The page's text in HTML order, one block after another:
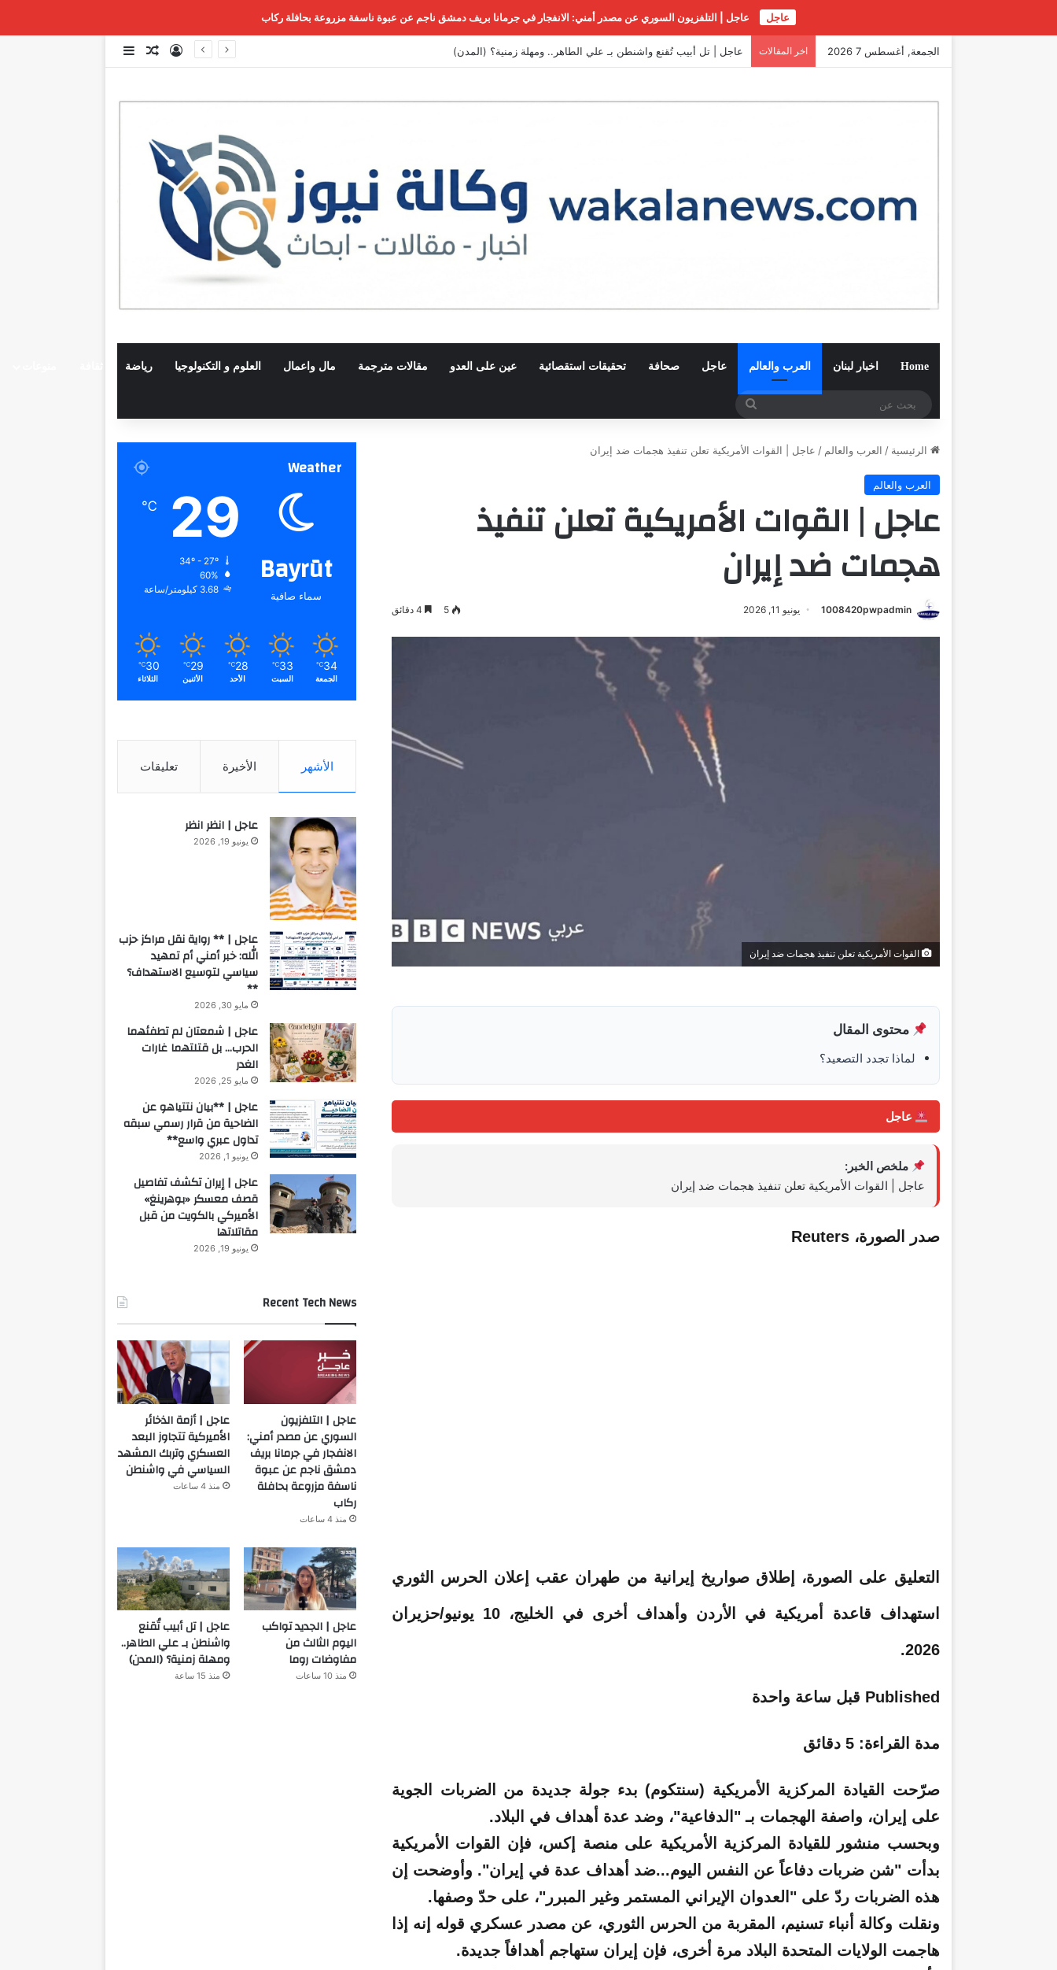
عاجل عاجل | التلفزيون السوري عن مصدر أمني: الانفجار في جرمانا بريف دمشق ناجم عن عبوة ناسفة مزروعة بحافلة ركاب
الجمعة, أغسطس 7 2026 اخر المقالات عاجل | تل أبيب تُقنع واشنطن بـ علي الطاهر.. ومهلة زمنية؟ (المدن) تسجيل الدخول
مقال عشوائي
إضافة عمود جانبي
Home اخبار لبنان العرب والعالم عاجل صحافة تحقيقات استقصائية عين على العدو مقالات مترجمة مال واعمال العلوم و التكنولوجيا رياضة
الرئيسية / العرب والعالم / عاجل | القوات الأمريكية تعلن تنفيذ هجمات ضد إيران
العرب والعالم
عاجل | القوات الأمريكية تعلن تنفيذ
هجمات ضد إيران
1008420pwpadmin يونيو 11, 2026 5
القوات الأمريكية تعلن تنفيذ هجمات ضد إيران
محتوى المقال
لماذا تجدد التصعيد؟
عاجل
ملخص الخبر:
عاجل | القوات الأمريكية تعلن تنفيذ هجمات ضد إيران
صدر الصورة،Reuters
التعليق على الصورة، إطلاق صواريخ إيرانية من طهران عقب إعلان الحرس الثوري
استهداف قاعدة أمريكية في الأردن وأهداف أخرى في الخليج، 10 يونيو/حزيران
2026.
Published قبل ساعة واحدة
مدة القراءة: 5 دقائق
صرّحت القيادة المركزية الأمريكية (سنتكوم) بدء جولة جديدة من الضربات الجوية
على إيران، واصفة الهجمات بـ "الدفاعية"، وضد عدة أهداف في البلاد.
وبحسب منشور للقيادة المركزية الأمريكية على منصة إكس، فإن القوات الأمريكية
بدأت "شن ضربات دفاعاً عن النفس اليوم...ضد أهداف عدة في إيران". وأوضحت إن
هذه الضربات ردّ على "العدوان الإيراني المستمر وغير المبرر"، على حدّ وصفها.
ونقلت وكالة أنباء تسنيم، المقربة من الحرس الثوري، عن مصدر عسكري قوله إنه إذا
هاجمت الولايات المتحدة البلاد مرة أخرى، فإن إيران ستهاجم أهدافاً جديدة.
Weather
Bayrūt
سماء صافية
29
℃
60%
3.68 كيلومتر/ساعة
34
℃
الجمعة
33
℃
السبت
28
℃
الأحد
29
℃
الأثنين
30
℃
الثلاثاء
الأشهر الأخيرة تعليقات
عاجل | انظر انظر
يونيو 19, 2026
عاجل | ** رواية نقل مراكز حزب
الله: خبر أمني أم تمهيد
سياسي لتوسيع الاستهداف؟
**
مايو 30, 2026
عاجل | شمعتان لم تطفئهما
الحرب… بل قتلتهما غارات
الغدر
مايو 25, 2026
عاجل | **بيان نتتياهو عن
الضاحية من قرار رسمي سبقه
تداول عبري واسع**
يونيو 1, 2026
عاجل | إيران تكشف تفاصيل
قصف معسكر «بوهرينغ»
الأميركي بالكويت من قبل
مقاتلاتها
يونيو 19, 2026
Recent Tech News
عاجل | التلفزيون
السوري عن مصدر أمني:
الانفجار في جرمانا بريف
دمشق ناجم عن عبوة
ناسفة مزروعة بحافلة
ركاب
منذ 4 ساعات
عاجل | أزمة الذخائر
الأميركية تتجاوز البعد
العسكري وتربك المشهد
السياسي في واشنطن
منذ 4 ساعات
عاجل | الجديد تواكب
اليوم الثالث من
مفاوضات روما
منذ 10 ساعات
عاجل | تل أبيب تُقنع
واشنطن بـ علي الطاهر..
ومهلة زمنية؟ (المدن)
منذ 15 ساعة